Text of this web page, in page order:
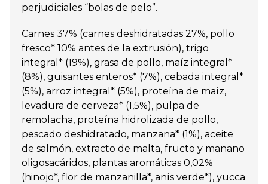
perjudiciales “bolas de pelo”.
Carnes 37% (carnes deshidratadas 27%, pollo
fresco* 10% antes de la extrusión), trigo
integral* (19%), grasa de pollo, maíz integral*
(8%), guisantes enteros* (7%), cebada integral*
(5%), arroz integral* (5%), proteína de maíz,
levadura de cerveza* (1,5%), pulpa de
remolacha, proteína hidrolizada de pollo,
pescado deshidratado, manzana* (1%), aceite
de salmón, extracto de malta, fructo y manano
oligosacáridos, plantas aromáticas 0,02%
(hinojo*, flor de manzanilla*, anís verde*), yucca